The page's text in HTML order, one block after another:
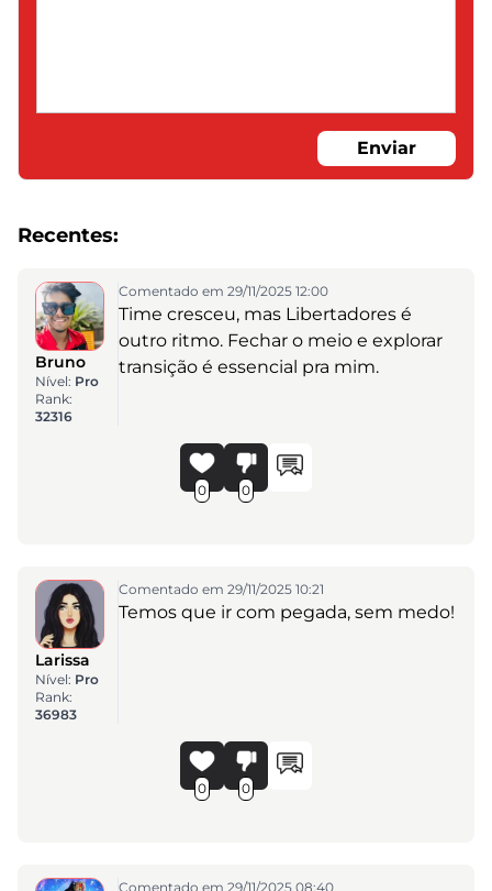
Enviar
Recentes:
Bruno
Nível: Pro
Rank:
32316
Comentado em 29/11/2025 12:00
Time cresceu, mas Libertadores é
outro ritmo. Fechar o meio e explorar
transição é essencial pra mim.
0 0
Larissa
Nível: Pro
Rank:
36983
Comentado em 29/11/2025 10:21
Temos que ir com pegada, sem medo!
0 0
Comentado em 29/11/2025 08:40